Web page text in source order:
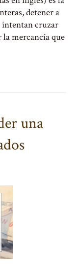
detener a
intentan cruzar
mercancía que
una